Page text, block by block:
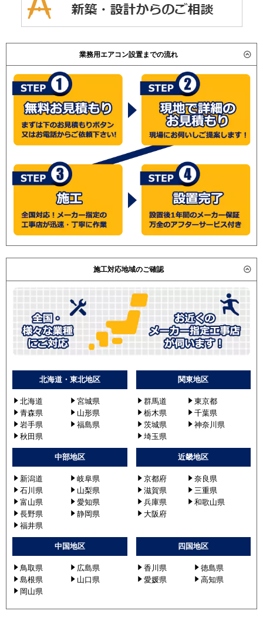
業務用エアコン設置までの流れ
施工対応地域のご確認
北海道・東北地区
北海道
宮城県
青森県
山形県
岩手県
福島県
秋田県
関東地区
群馬道
東京都
栃木県
千葉県
茨城県
神奈川県
埼玉県
中部地区
新潟道
岐阜県
石川県
山梨県
富山県
愛知県
長野県
静岡県
福井県
近畿地区
京都府
奈良県
滋賀県
三重県
兵庫県
和歌山県
大阪府
中国地区
鳥取県
広島県
島根県
山口県
岡山県
四国地区
香川県
徳島県
愛媛県
高知県